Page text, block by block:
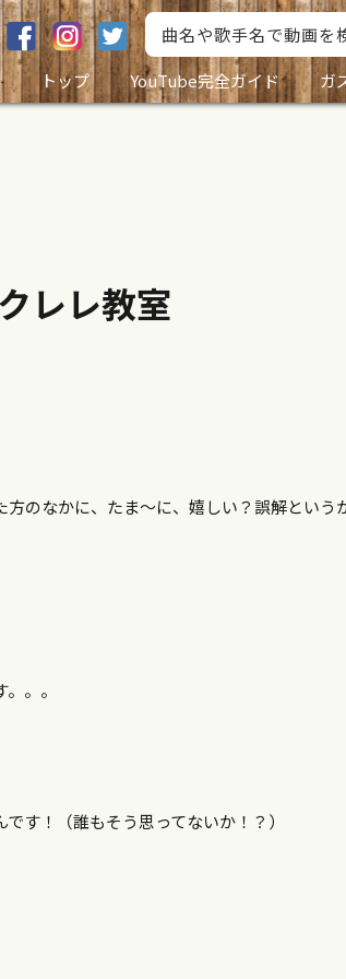
トップ YouTube完全ガイド ガ
レレ教室
のなかに、たま～に、嬉しい？誤解という
。。
す！（誰もそう思ってないか！？）